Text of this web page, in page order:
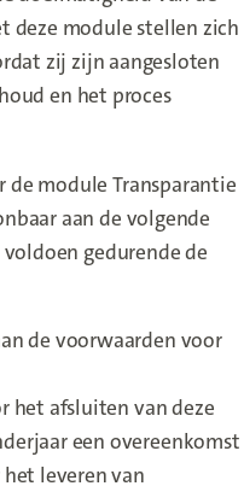
deze module stellen zich
zij zijn aangesloten
en het proces
module Transparantie
aan de volgende
gedurende de
de voorwaarden voor
het afsluiten van deze
een overeenkomst
leveren van